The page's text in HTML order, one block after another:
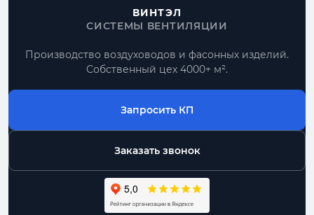
ВИНТЭЛ
СИСТЕМЫ ВЕНТИЛЯЦИИ
Производство воздуховодов и фасонных изделий.
Собственный цех 4000+ м².
Запросить КП
Заказать звонок